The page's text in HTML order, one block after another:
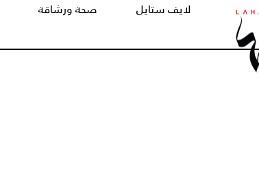
لايف ستايل صحة ورشاقة